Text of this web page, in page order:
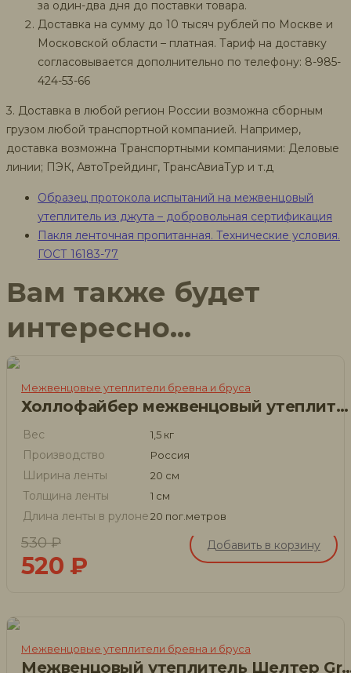
за один-два дня до поставки товара.
Доставка на сумму до 10 тысяч рублей по Москве и
Московской области – платная. Тариф на доставку
согласовывается дополнительно по телефону: 8-985-
424-53-66
3. Доставка в любой регион России возможна сборным
грузом любой транспортной компанией. Например,
доставка возможна Транспортными компаниями: Деловые
линии; ПЭК, АвтоТрейдинг, ТрансАвиаТур и т.д
Образец протокола испытаний на межвенцовый
утеплитель из джута – добровольная сертификация
Пакля ленточная пропитанная. Технические условия.
ГОСТ 16183-77
Вам также будет
интересно…
Межвенцовые утеплители бревна и бруса
Холлофайбер межвенцовый утеплитель для бруса и бревна
Вес 1,5 кг
Производство Россия
Ширина ленты 20 см
Толщина ленты 1 см
Длина ленты в рулоне20 пог.метров
530₽
520 ₽
Добавить в корзину
Межвенцовые утеплители бревна и бруса
Межвенцовый